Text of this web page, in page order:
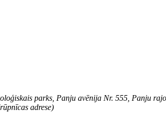
parks, Panju avēnija Nr. 555, Panju
adrese)